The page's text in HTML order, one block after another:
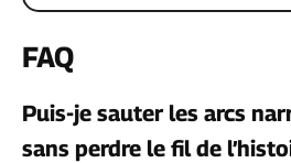
FAQ
Puis-je sauter les arcs
sans perdre le fil de